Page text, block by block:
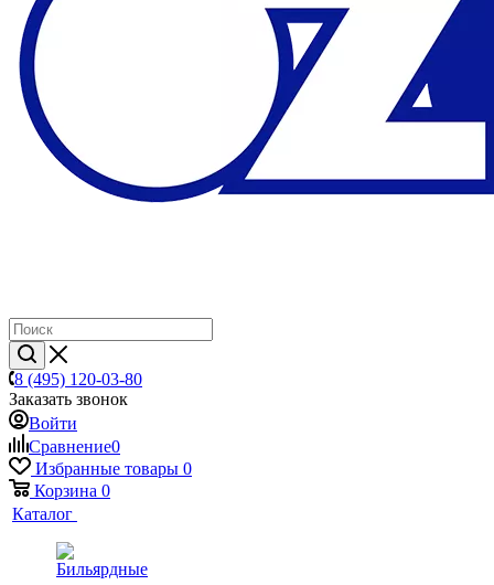
8 (495) 120-03-80
Заказать звонок
Войти
Сравнение0
Избранные товары 0
Корзина 0
Каталог